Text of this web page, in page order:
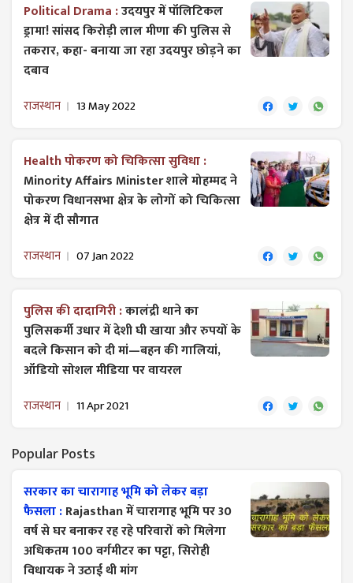
Political Drama :उदयपुर में पॉलिटिकल
ड्रामा! सांसद किरोड़ी लाल मीणा की पुलिस से
तकरार, कहा- बनाया जा रहा उदयपुर छोड़ने का
दबाव
राजस्थान 13 May 2022
Health पोकरण को चिकित्सा सुविधा :
Minority Affairs Minister शाले मोहम्मद ने
पोकरण विधानसभा क्षेत्र के लोगों को चिकित्सा
क्षेत्र में दी सौगात
राजस्थान 07 Jan 2022
पुलिस की दादागिरी :कालंद्री थाने का
पुलिसकर्मी उधार में देशी घी खाया और रुपयों के
बदले किसान को दी मां—बहन की गालियां,
ऑडियो सोशल मीडिया पर वायरल
राजस्थान 11 Apr 2021
Popular Posts
सरकार का चारागाह भूमि को लेकर बड़ा
फैसला :Rajasthan में चारागाह भूमि पर 30
वर्ष से घर बनाकर रह रहे परिवारों को मिलेगा
अधिकतम 100 वर्गमीटर का पट्टा, सिरोही
विधायक ने उठाई थी मांग